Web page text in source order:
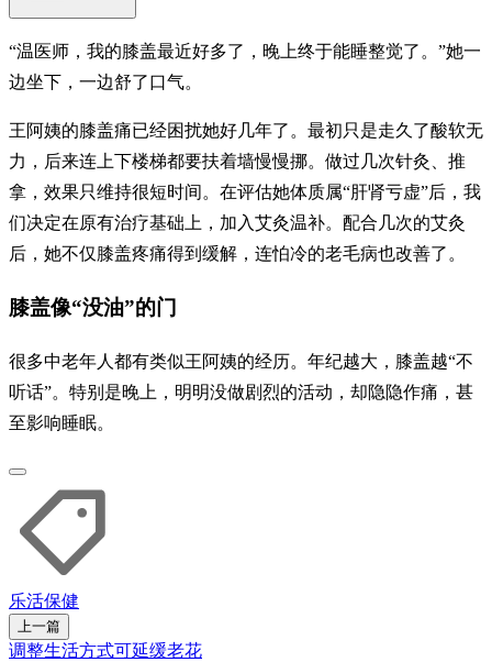
“温医师，我的膝盖最近好多了，晚上终于能睡整觉了。”她一
边坐下，一边舒了口气。
王阿姨的膝盖痛已经困扰她好几年了。最初只是走久了酸软无
力，后来连上下楼梯都要扶着墙慢慢挪。做过几次针灸、推
拿，效果只维持很短时间。在评估她体质属“肝肾亏虚”后，我
们决定在原有治疗基础上，加入艾灸温补。配合几次的艾灸
后，她不仅膝盖疼痛得到缓解，连怕冷的老毛病也改善了。
膝盖像“没油”的门
很多中老年人都有类似王阿姨的经历。年纪越大，膝盖越“不
听话”。特别是晚上，明明没做剧烈的活动，却隐隐作痛，甚
至影响睡眠。
乐活保健
上一篇
调整生活方式可延缓老花